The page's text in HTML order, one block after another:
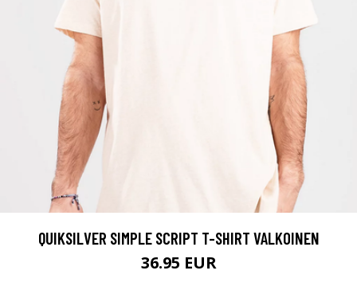
QUIKSILVER SIMPLE SCRIPT T-SHIRT VALKOINEN
36.95 EUR